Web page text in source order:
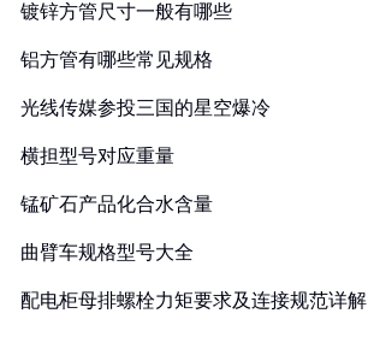
镀锌方管尺寸一般有哪些
铝方管有哪些常见规格
光线传媒参投三国的星空爆冷
横担型号对应重量
锰矿石产品化合水含量
曲臂车规格型号大全
配电柜母排螺栓力矩要求及连接规范详解